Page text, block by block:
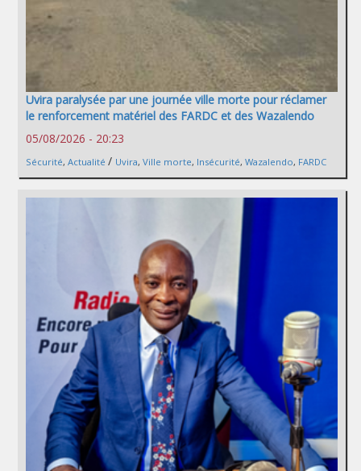
Uvira paralysée par une journée ville morte pour réclamer
le renforcement matériel des FARDC et des Wazalendo
05/08/2026 - 20:23
Sécurité, Actualité / Uvira, Ville morte, Insécurité, Wazalendo, FARDC